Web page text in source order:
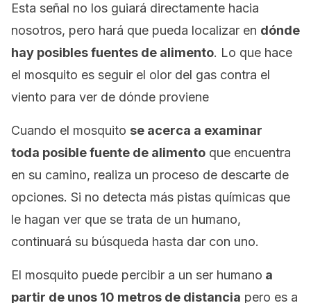
Esta señal no los guiará directamente hacia
nosotros, pero hará que pueda localizar en dónde
hay posibles fuentes de alimento. Lo que hace
el mosquito es seguir el olor del gas contra el
viento para ver de dónde proviene
Cuando el mosquito se acerca a examinar
toda posible fuente de alimento que encuentra
en su camino, realiza un proceso de descarte de
opciones. Si no detecta más pistas químicas que
le hagan ver que se trata de un humano,
continuará su búsqueda hasta dar con uno.
El mosquito puede percibir a un ser humano a
partir de unos 10 metros de distancia pero es a